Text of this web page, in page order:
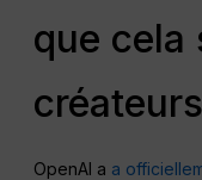
que cela
OpenAI a a